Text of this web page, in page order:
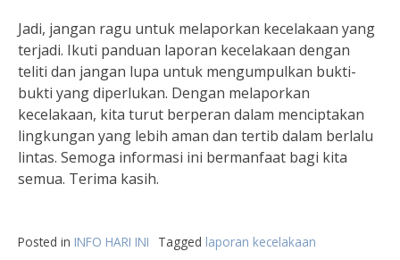
Jadi, jangan ragu untuk melaporkan kecelakaan yang
terjadi. Ikuti panduan laporan kecelakaan dengan
teliti dan jangan lupa untuk mengumpulkan bukti-
bukti yang diperlukan. Dengan melaporkan
kecelakaan, kita turut berperan dalam menciptakan
lingkungan yang lebih aman dan tertib dalam berlalu
lintas. Semoga informasi ini bermanfaat bagi kita
semua. Terima kasih.
Posted in INFO HARI INI Tagged laporan kecelakaan